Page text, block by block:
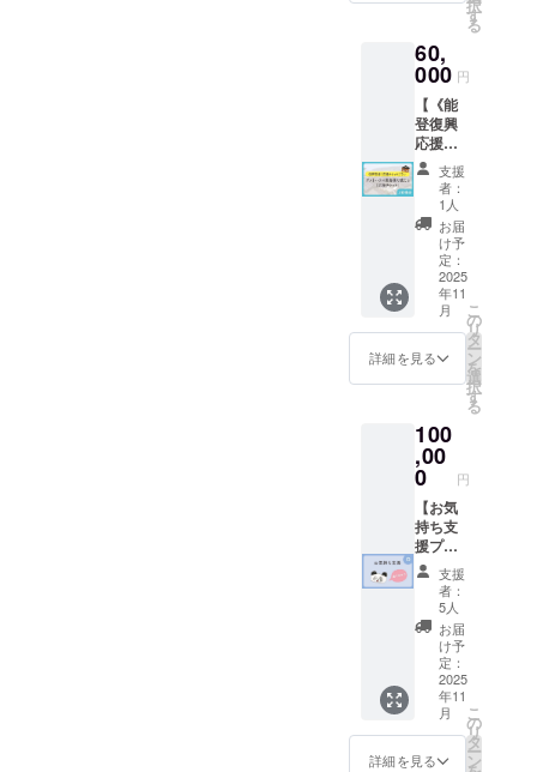
た、復
興応援
チケッ
トで
す。 ※
宿泊費
には使
用でき
ませ
ん。宿
泊およ
び体験
にかか
る費用
は、支
ご自身
でご負
たしま
す。ま
た、ご
予約も
支援者
様ご自
身にて
お願い
いたし
ます。
チケッ
トは現
地での
SUPや
BBQな
どの体
グラム
にお送
りいた
しま
す。 ※
お気持
ち支援
プラン
はA・
B・C・
Dいずれ
もリ
ターン
の内容
は同じ
です。
ます。
へのご
送付と
なりま
す。
択
す
る
60,
000 円
【《能
登復興
応援チ
ケット
プラ
ン》ゲ
ストハ
ウス黒
島様で
使える
応援チ
ケット
（2名様
分）】
・お礼
のメッ
・絵本
『門前
のパン
ダちゃ
ん』２
冊 ・ゲ
ストハ
ウス黒
島様で
使える
「応援
チケッ
ト」2枚
（目
安：1枚
あたり1
万円相
当）
支援
者：
1人
お届
け予
定：
2025
年11
月
詳細を見る
こ
の
リ
タ
ー
ン
を
選
択
す
る
100
,00
0 円
【お気
持ち支
援プラ
ンD：
100,000
円】 こ
のプラ
ンは、
「リ
ターン
は要ら
ないけ
れど応
援した
支援
者：
5人
お届
け予
定：
2025
年11
月
詳細を見る
こ
の
リ
タ
ー
ン